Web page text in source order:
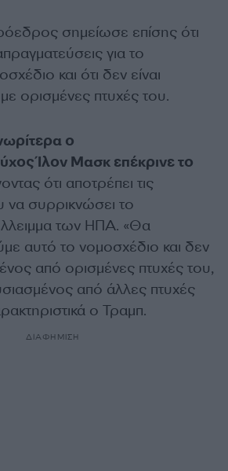
σημείωσε επίσης ότι
για το
και ότι δεν είναι
ορισμένες πτυχές του.
ο
Ίλον Μασκ επέκρινε το
ότι αποτρέπει τις
να συρρικνώσει το
των ΗΠΑ. «Θα
αυτό το νομοσχέδιο και δεν
από ορισμένες πτυχές του,
από άλλες πτυχές
ο Τραμπ.
ΔΙΑΦΗΜΙΣΗ